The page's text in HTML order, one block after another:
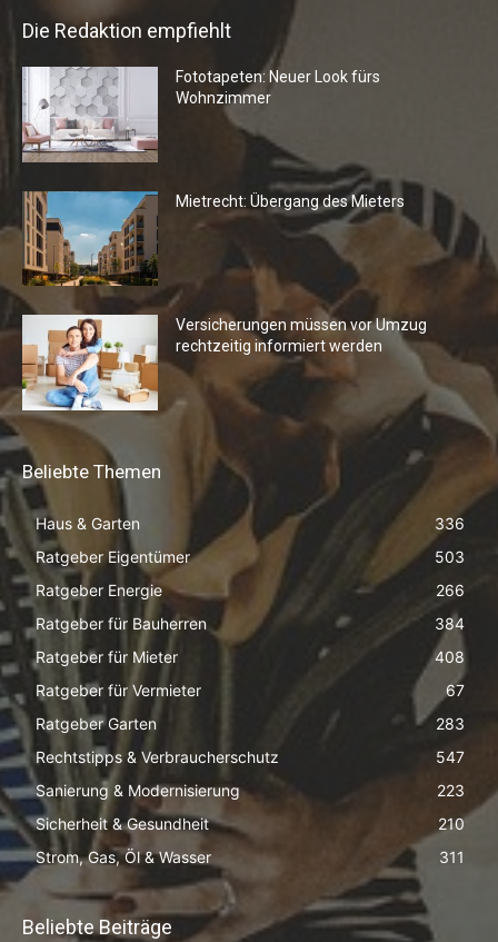
Die Redaktion empfiehlt
Fototapeten: Neuer Look fürs
Wohnzimmer
Mietrecht: Übergang des Mieters
Versicherungen müssen vor Umzug
rechtzeitig informiert werden
Beliebte Themen
Haus & Garten
336
Ratgeber Eigentümer
503
Ratgeber Energie
266
Ratgeber für Bauherren
384
Ratgeber für Mieter
408
Ratgeber für Vermieter
67
Ratgeber Garten
283
Rechtstipps & Verbraucherschutz
547
Sanierung & Modernisierung
223
Sicherheit & Gesundheit
210
Strom, Gas, Öl & Wasser
311
Beliebte Beiträge